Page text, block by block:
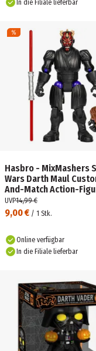
In die Filiale lieferbar
Hasbro - MixMashers
Wars Darth Maul
And-Match Action-
Zubehör
9,00 € / 1 Stk.
UVP14,99 €
Online verfügbar
In die Filiale lieferbar